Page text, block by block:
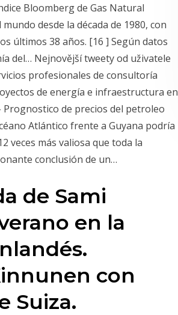
Bloomberg de Gas Natural
desde la década de 1980, con
últimos 38 años. [16 ] Según datos
del… Nejnovější tweety od uživatele
profesionales de consultoría
de energía e infraestructura en
de precios del petroleo
Atlántico frente a Guyana podría
veces más valiosa que toda la
conclusión de un…
de Sami
en la
con
Suiza.